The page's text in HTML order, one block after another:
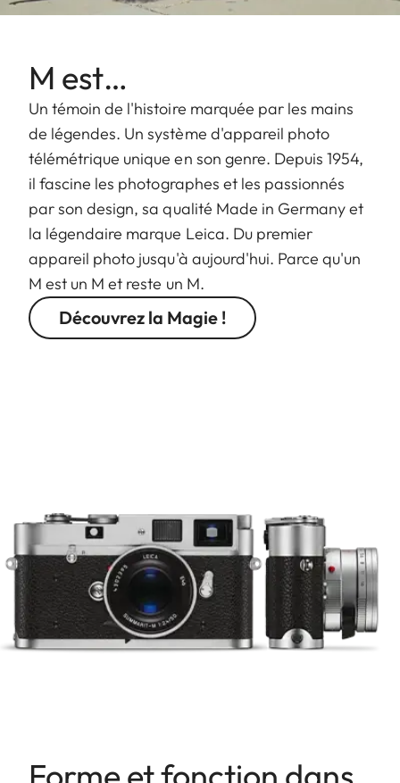
M est…
Un témoin de l'histoire marquée par les mains
de légendes. Un système d'appareil photo
télémétrique unique en son genre. Depuis 1954,
il fascine les photographes et les passionnés
par son design, sa qualité Made in Germany et
la légendaire marque Leica. Du premier
appareil photo jusqu'à aujourd'hui. Parce qu'un
M est un M et reste un M.
Découvrez la Magie !